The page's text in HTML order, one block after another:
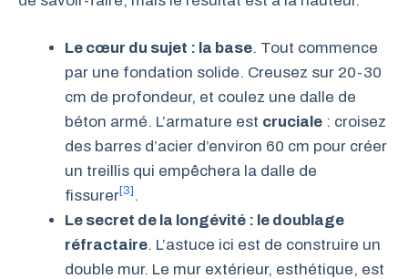
Le cœur du sujet : la base. Tout commence
par une fondation solide. Creusez sur 20-30
cm de profondeur, et coulez une dalle de
béton armé. L’armature est cruciale : croisez
des barres d’acier d’environ 60 cm pour créer
un treillis qui empêchera la dalle de
fissurer[3] .
Le secret de la longévité : le doublage
réfractaire. L’astuce ici est de construire un
double mur. Le mur extérieur, esthétique, est